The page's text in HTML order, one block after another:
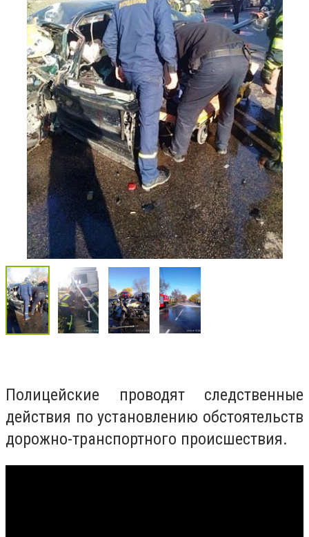
Полицейские проводят следственные
действия по установлению обстоятельств
дорожно-транспортного происшествия.